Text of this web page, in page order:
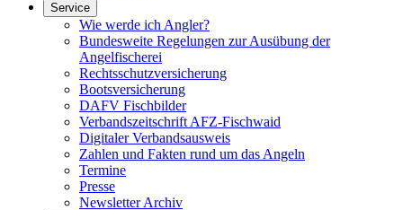
Service
Wie werde ich Angler?
Bundesweite Regelungen zur Ausübung der
Angelfischerei
Rechtsschutzversicherung
Bootsversicherung
DAFV Fischbilder
Verbandszeitschrift AFZ-Fischwaid
Digitaler Verbandsausweis
Zahlen und Fakten rund um das Angeln
Termine
Presse
Newsletter Archiv